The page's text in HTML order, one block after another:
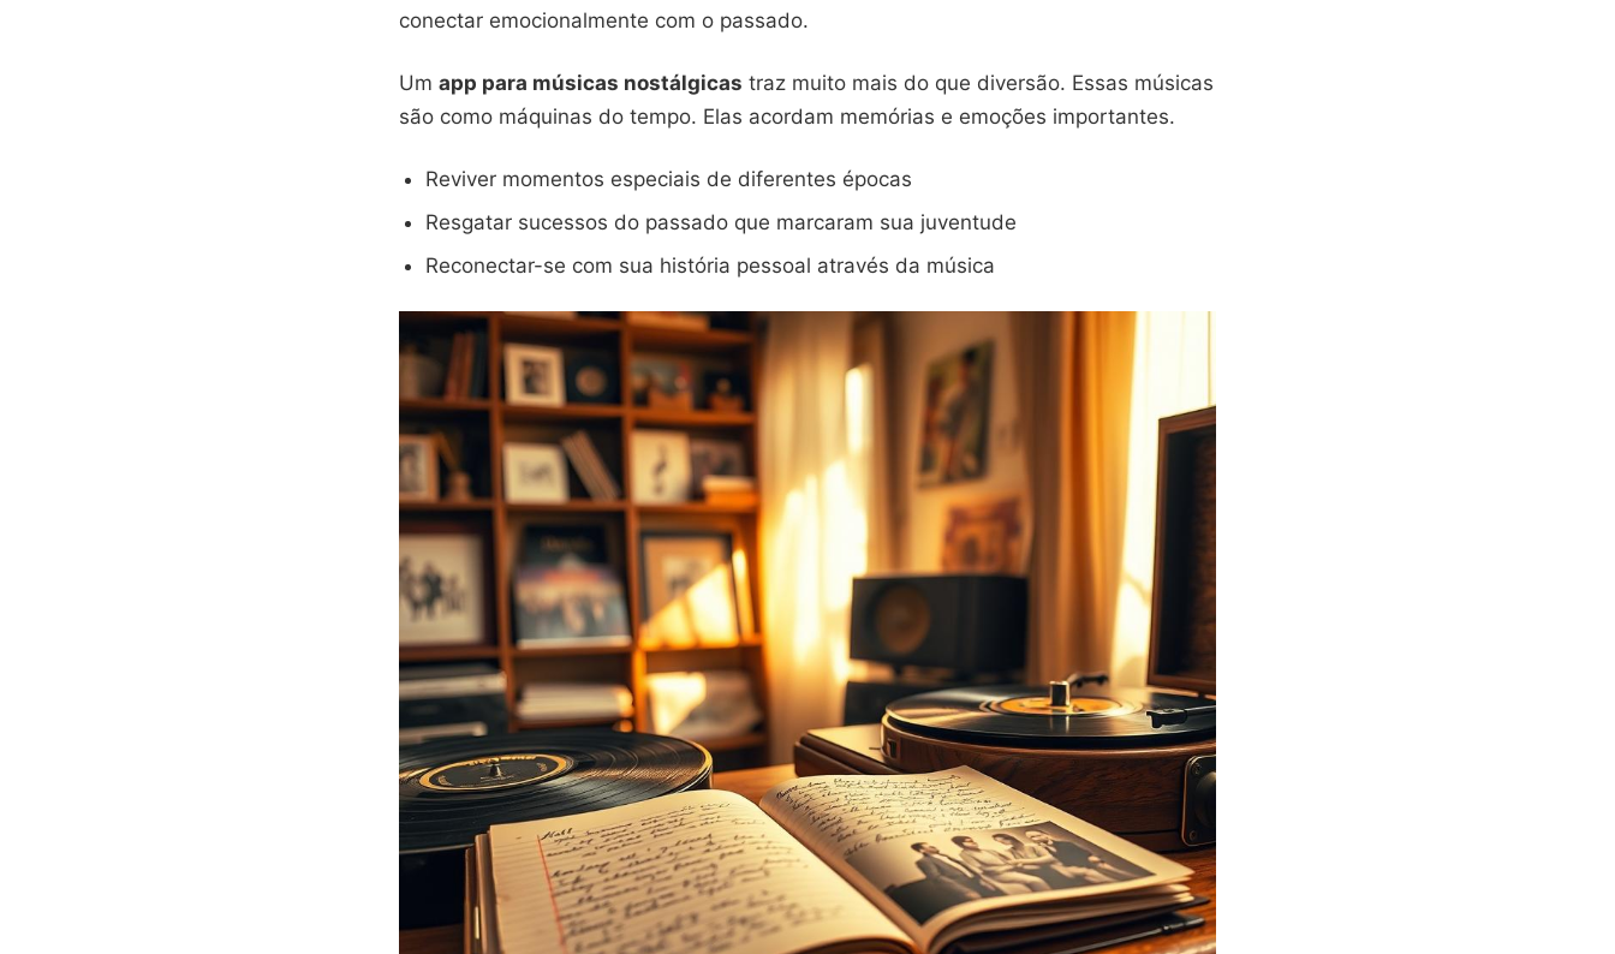
conectar emocionalmente com o passado.
Um app para músicas nostálgicas traz muito mais do que diversão. Essas músicas
são como máquinas do tempo. Elas acordam memórias e emoções importantes.
Reviver momentos especiais de diferentes épocas
Resgatar sucessos do passado que marcaram sua juventude
Reconectar-se com sua história pessoal através da música